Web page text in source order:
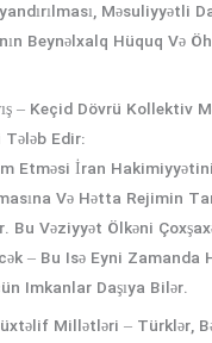
Məsuliyyətli
Beynəlxalq Hüquq Və
– Keçid Dövrü Kollektiv
Tələb Edir:
Etməsi İran
Və Hətta Rejimin
Bu Vəziyyət Ölkəni
– Bu Isə Eyni Zamanda
Imkanlar Daşıya Bilər.
Millətləri – Türklər,